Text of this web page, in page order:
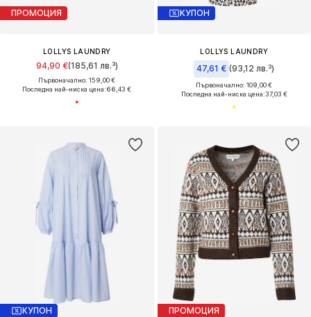
ПРОМОЦИЯ
LOLLYS LAUNDRY
94,90 €(185,61 лв.³)
Първоначално: 159,00 €
Последна най-ниска цена:66,43 €
КУПОН
LOLLYS LAUNDRY
47,61 € (93,12 лв.³)
Първоначално: 109,00 €
Последна най-ниска цена:37,03 €
КУПОН ПРОМОЦИЯ